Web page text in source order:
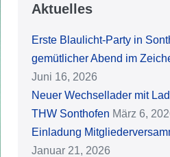
Aktuelles
Erste Blaulicht-Party in
gemütlicher Abend im
Juni 16, 2026
Neuer Wechsellader mit
THW Sonthofen März 6,
Einladung
Januar 21, 2026